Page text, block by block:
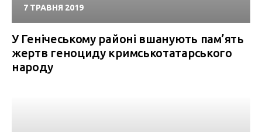
7 ТРАВНЯ 2019
У Генічеському районі вшанують пам’ять
жертв геноциду кримськотатарського
народу